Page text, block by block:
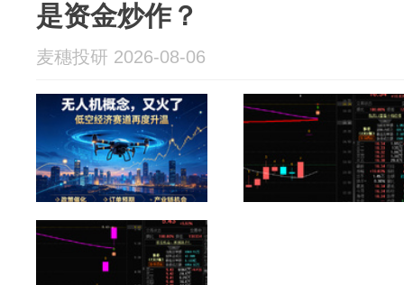
是资金炒作？
麦穗投研 2026-08-06